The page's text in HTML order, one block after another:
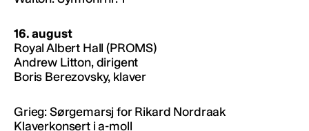
16. august
Royal Albert Hall (PROMS)
Andrew Litton, dirigent
Boris Berezovsky, klaver
Grieg: Sørgemarsj for Rikard Nordraak
Klaverkonsert i a-moll